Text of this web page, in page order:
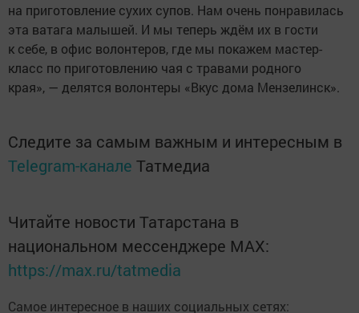
на приготовление сухих супов. Нам очень понравилась
эта ватага малышей. И мы теперь ждём их в гости
к себе, в офис волонтеров, где мы покажем мастер-
класс по приготовлению чая с травами родного
края», — делятся волонтеры «Вкус дома Мензелинск».
Следите за самым важным и интересным в
Telegram-канале Татмедиа
Читайте новости Татарстана в
национальном мессенджере MАХ:
https://max.ru/tatmedia
Самое интересное в наших социальных сетях: